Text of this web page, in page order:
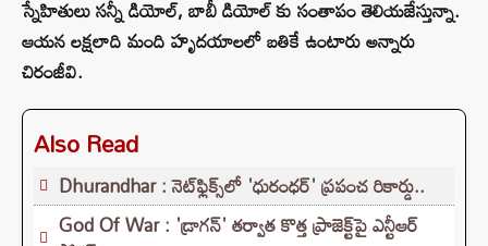
స్నేహితులు సన్నీ డియోల్, బాబీ డియోల్ కు సంతాపం తెలియజేస్తున్నా.
ఆయన లక్షలాది మంది హృదయాలలో బతికే ఉంటారు అన్నారు
చిరంజీవి.
Also Read
Dhurandhar : నెట్‌ఫ్లిక్స్‌లో 'ధురంధర్' ప్రపంచ రికార్డు..
God Of War : 'డ్రాగన్' తర్వాత కొత్త ప్రాజెక్ట్‌పై ఎన్టీఆర్